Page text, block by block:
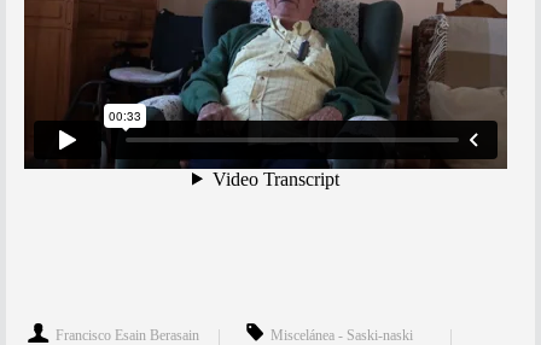
Francisco Esain Berasain
Miscelánea - Saski-naski